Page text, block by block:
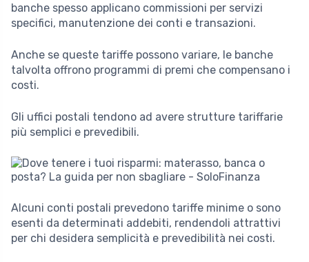
banche spesso applicano commissioni per servizi
specifici, manutenzione dei conti e transazioni.
Anche se queste tariffe possono variare, le banche
talvolta offrono programmi di premi che compensano i
costi.
Gli uffici postali tendono ad avere strutture tariffarie
più semplici e prevedibili.
Alcuni conti postali prevedono tariffe minime o sono
esenti da determinati addebiti, rendendoli attrattivi
per chi desidera semplicità e prevedibilità nei costi.